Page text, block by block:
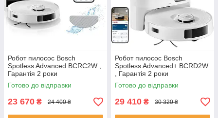
Робот пилосос Bosch
Spotless Advanced BCRC2W ,
Гарантія 2 роки
Готово до відправки
23 670 ₴ 24 400 ₴
Робот пилосос Bosch
Spotless Advanced+ BCRD2W
, Гарантія 2 роки
Готово до відправки
29 410 ₴ 30 320 ₴